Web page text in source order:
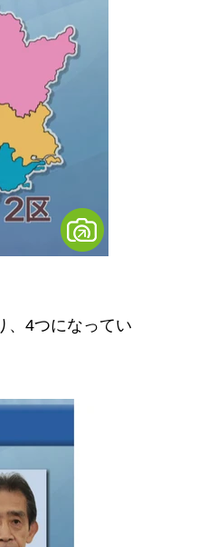
、4つになってい